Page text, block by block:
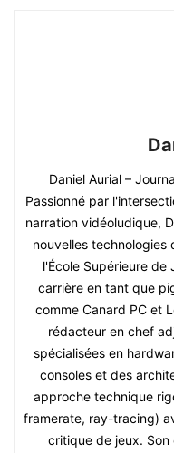
Daniel Aurial –
Passionné par
narration vidéoludique,
nouvelles technologies
l'École Supérieure de
carrière en tant que
comme Canard PC et
rédacteur en chef
spécialisées en
consoles et des
approche technique
framerate, ray-tracing)
critique de jeux.